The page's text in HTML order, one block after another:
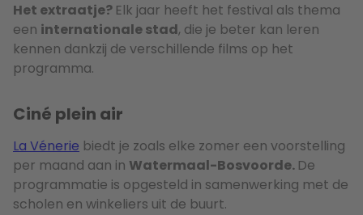
Het extraatje? Elk jaar heeft het festival als thema
een internationale stad, die je beter kan leren
kennen dankzij de verschillende films op het
programma.
Ciné plein air
La Vénerie biedt je zoals elke zomer een voorstelling
per maand aan in Watermaal-Bosvoorde. De
programmatie is opgesteld in samenwerking met de
scholen en winkeliers uit de buurt.